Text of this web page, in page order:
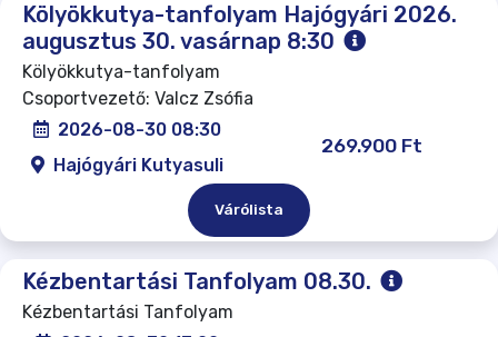
Kölyökkutya-tanfolyam Hajógyári 2026.
augusztus 30. vasárnap 8:30
Kölyökkutya-tanfolyam
Csoportvezető: Valcz Zsófia
2026-08-30 08:30
Hajógyári Kutyasuli
269.900 Ft
Várólista
Kézbentartási Tanfolyam 08.30.
Kézbentartási Tanfolyam